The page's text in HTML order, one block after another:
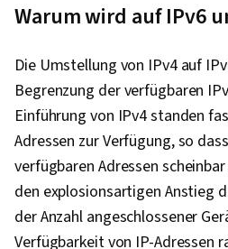
Warum wird auf IPv6
Die Umstellung von IPv4 auf
Begrenzung der verfügbaren
Einführung von IPv4 standen
Adressen zur Verfügung, so
verfügbaren Adressen
den explosionsartigen Anstieg
der Anzahl angeschlossener
Verfügbarkeit von IP-Adressen